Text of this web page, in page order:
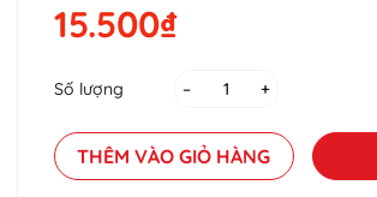
15.500₫
Số lượng – +
THÊM VÀO GIỎ HÀNG